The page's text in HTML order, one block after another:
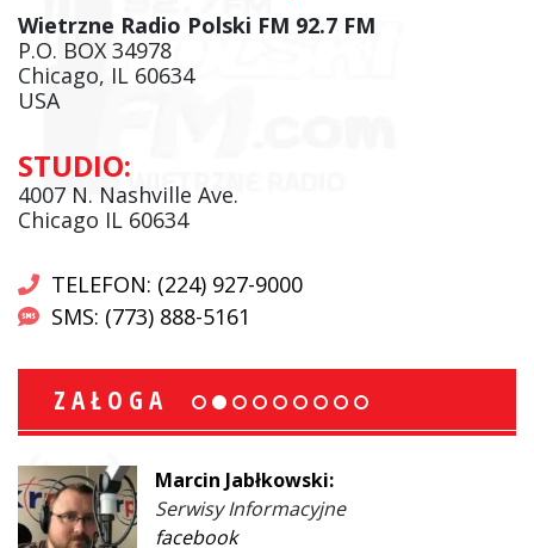
Wietrzne Radio Polski FM 92.7 FM
P.O. BOX 34978
Chicago, IL 60634
USA
STUDIO:
4007 N. Nashville Ave.
Chicago IL 60634
TELEFON: (224) 927-9000
SMS: (773) 888-5161
ZAŁOGA
Marcin Jabłkowski:
Serwisy Informacyjne
facebook